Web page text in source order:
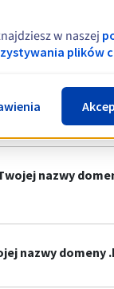
o
nazwy
nazwy
nazwy domeny
w naszej
plików